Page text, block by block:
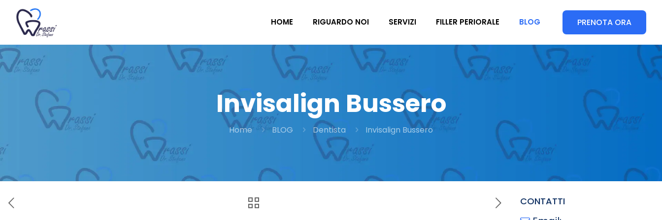
HOME RIGUARDO NOI SERVIZI FILLER PERIORALE BLOG PRENOTA ORA
Invisalign Bussero
Home BLOG Dentista Invisalign Bussero
CONTATTI